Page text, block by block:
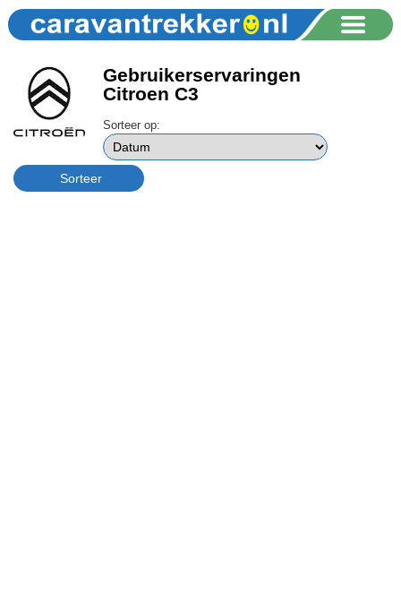
Gebruikerservaringen
Citroen C3
Sorteer op: